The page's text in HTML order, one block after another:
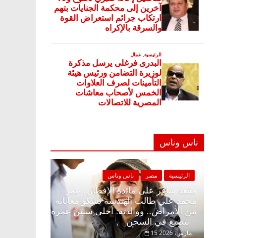
ناس وناس
الرئيسية مصر ناس وناس
مقعد شاغر على مائدة الإفطار..
محمد علي طالب الهندسة يشكو
من الأمراض.. ووالدته: أحلى
بتضيع في السجن
15 مارس، 2026
ناس وناس
مقعد شاغر على الإفطار وبلكونة بلا زينة
رمضان.. د. عبدالخالق فاروق خبير
اقتصادي في انتظار حلم الحرية ولمة